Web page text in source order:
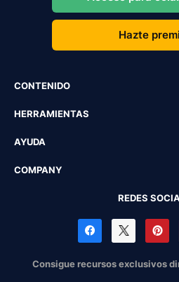
Hazte
CONTENIDO
HERRAMIENTAS
AYUDA
COMPANY
REDES
Consigue recursos exclusivos